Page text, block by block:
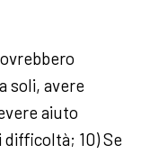
soli, avere
aiuto
difficoltà; 10) Se